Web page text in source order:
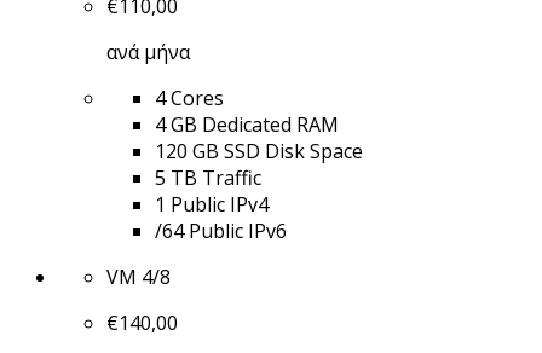
€110,00
ανά μήνα
4 Cores
4 GB Dedicated RAM
120 GB SSD Disk Space
5 TB Traffic
1 Public IPv4
/64 Public IPv6
VM 4/8
€140,00